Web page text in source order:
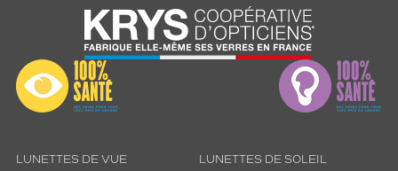
LUNETTES DE VUE LUNETTES DE SOLEIL